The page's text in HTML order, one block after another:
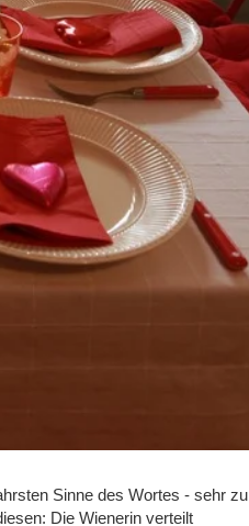
Sinne des Wortes - sehr zu
Die Wienerin verteilt